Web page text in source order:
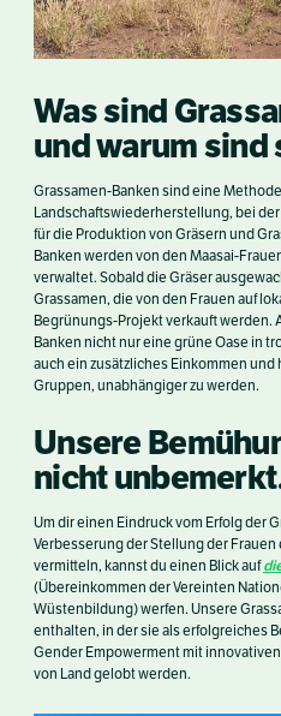
Was sind
und warum
Grassamen-Banken sind eine
Landschaftswiederherstellung, bei
für die Produktion von Gräsern und
Banken werden von den Maasai-
verwaltet. Sobald die Gräser
Grassamen, die von den Frauen auf
Begrünungs-Projekt verkauft werden.
Banken nicht nur eine grüne Oase in
auch ein zusätzliches Einkommen und
Gruppen, unabhängiger zu werden.
Unsere
nicht
Um dir einen Eindruck vom Erfolg der
Verbesserung der Stellung der Frauen
vermitteln, kannst du einen Blick auf
(Übereinkommen der Vereinten
Wüstenbildung) werfen. Unsere
enthalten, in der sie als erfolgreiches
Gender Empowerment mit
von Land gelobt werden.